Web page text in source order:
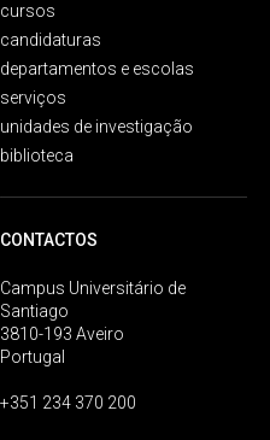
cursos
candidaturas
departamentos e escolas
serviços
unidades de investigação
biblioteca
CONTACTOS
Campus Universitário de
Santiago
3810-193 Aveiro
Portugal
+351 234 370 200